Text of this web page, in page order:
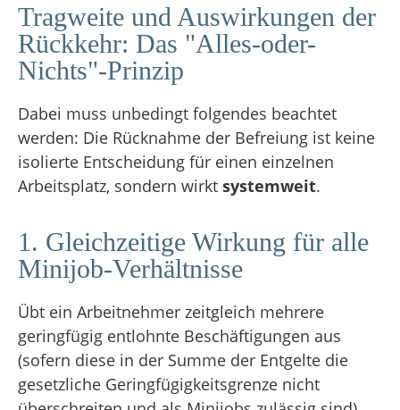
Tragweite und Auswirkungen der
Rückkehr: Das "Alles-oder-
Nichts"-Prinzip
Dabei muss unbedingt folgendes beachtet
werden: Die Rücknahme der Befreiung ist keine
isolierte Entscheidung für einen einzelnen
Arbeitsplatz, sondern wirkt systemweit.
1. Gleichzeitige Wirkung für alle
Minijob-Verhältnisse
Übt ein Arbeitnehmer zeitgleich mehrere
geringfügig entlohnte Beschäftigungen aus
(sofern diese in der Summe der Entgelte die
gesetzliche Geringfügigkeitsgrenze nicht